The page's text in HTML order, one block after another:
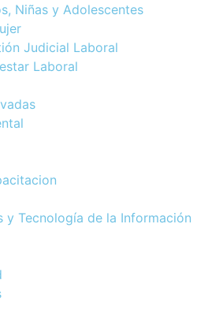
Niñas y Adolescentes
Judicial Laboral
Laboral
y Tecnología de la Información